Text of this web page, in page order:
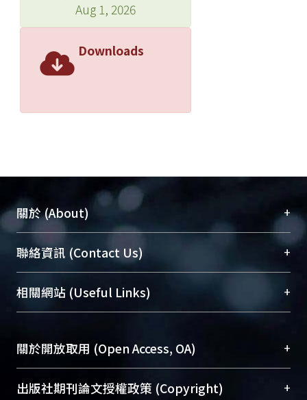
Aug 1, 2026
Downloads
關於 (About) +
臺大位居世界頂尖大學之列，為永久珍藏及向國際
展現本校豐碩的研究成果及學術能量，圖書館整合
機構典藏（NTUR）與學術庫（AH）不同功能平
台，成為臺大學術典藏NTU scholars。期能整合研
究能量、促進交流合作、保存學術產出、推廣研究
成果。
To permanently archive and promote researcher
profiles and scholarly works, Library integrates the
聯絡資訊 (Contact Us) +
總館學科館員(Main Library)
醫學圖書館學科館員(Medical Library)
Sciences Library)
相關網站 (Useful Links) +
關於開放取用 (Open Access, OA) +
開放取用是從使用者角度提升資訊取用性的社會運
出版社期刊論文授權政策 (Copyright) +